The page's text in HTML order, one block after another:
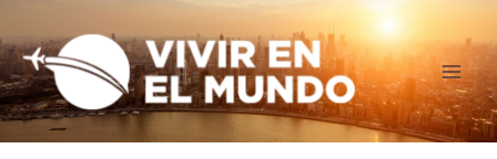
al
contenido